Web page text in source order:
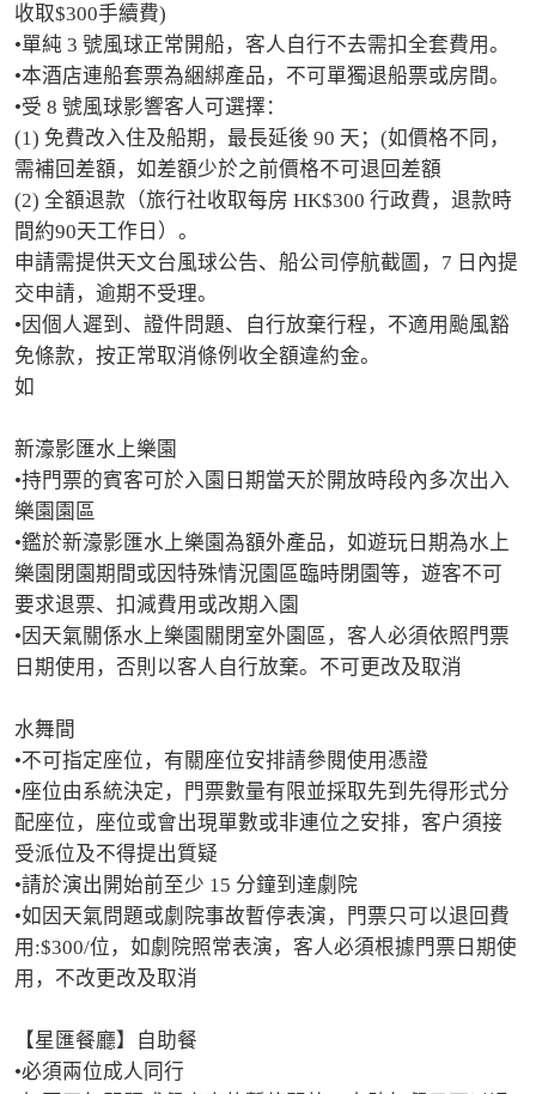
收取$300手續費)
•單純 3 號風球正常開船，客人自行不去需扣全套費用。
•本酒店連船套票為綑綁產品，不可單獨退船票或房間。
•受 8 號風球影響客人可選擇：
(1) 免費改入住及船期，最長延後 90 天；(如價格不同，
需補回差額，如差額少於之前價格不可退回差額
(2) 全額退款（旅行社收取每房 HK$300 行政費，退款時
間約90天工作日）。
申請需提供天文台風球公告、船公司停航截圖，7 日內提
交申請，逾期不受理。
•因個人遲到、證件問題、自行放棄行程，不適用颱風豁
免條款，按正常取消條例收全額違約金。
如
新濠影匯水上樂園
•持門票的賓客可於入園日期當天於開放時段內多次出入
樂園園區
•鑑於新濠影匯水上樂園為額外產品，如遊玩日期為水上
樂園閉園期間或因特殊情況園區臨時閉園等，遊客不可
要求退票、扣減費用或改期入園
•因天氣關係水上樂園關閉室外園區，客人必須依照門票
日期使用，否則以客人自行放棄。不可更改及取消
水舞間
•不可指定座位，有關座位安排請參閱使用憑證
•座位由系統決定，門票數量有限並採取先到先得形式分
配座位，座位或會出現單數或非連位之安排，客户須接
受派位及不得提出質疑
•請於演出開始前至少 15 分鐘到達劇院
•如因天氣問題或劇院事故暫停表演，門票只可以退回費
用:$300/位，如劇院照常表演，客人必須根據門票日期使
用，不改更改及取消
【星匯餐廳】自助餐
•必須兩位成人同行